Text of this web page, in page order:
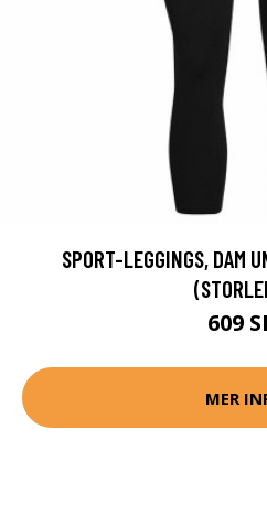
SPORT-LEGGINGS, DAM
609
MER